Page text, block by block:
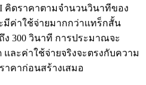
คิดราคาตามจำนวนวินาทีของ
มีค่าใช้จ่ายมากกว่าแทร็กสั้น
ง 300 วินาที การประมาณจะ
ละค่าใช้จ่ายจริงจะตรงกับความ
าคาก่อนสร้างเสมอ